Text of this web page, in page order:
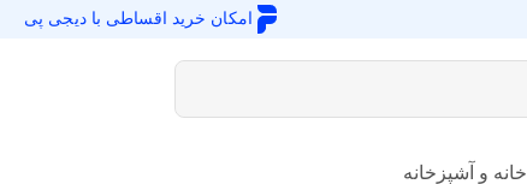
امکان خرید اقساطی بادیجی پی
خانه و آشپزخانه